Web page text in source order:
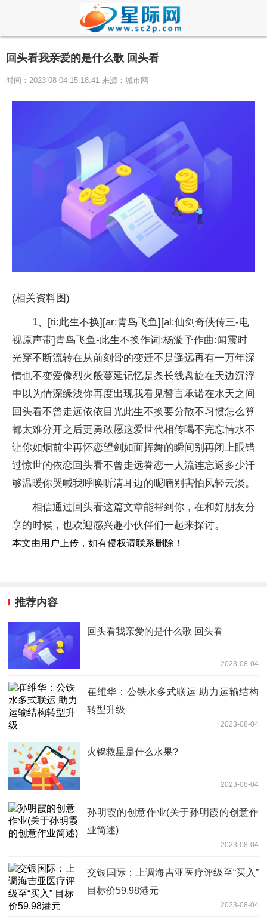
回头看我亲爱的是什么歌 回头看
时间：2023-08-04 15:18:41 来源：城市网
(相关资料图)
1、[ti:此生不换][ar:青鸟飞鱼][al:仙剑奇侠传三-电
视原声带]青鸟飞鱼-此生不换作词:杨漩予作曲:闻震时
光穿不断流转在从前刻骨的变迁不是遥远再有一万年深
情也不变爱像烈火般蔓延记忆是条长线盘旋在天边沉浮
中以为情深缘浅你再度出现我看见誓言承诺在水天之间
回头看不曾走远依依目光此生不换要分散不习惯怎么算
都太难分开之后更勇敢愿这爱世代相传喝不完忘情水不
让你如烟前尘再怀恋望剑如面挥舞的瞬间别再闭上眼错
过惊世的依恋回头看不曾走远眷恋一人流连忘返多少汗
够温暖你哭喊我呼唤听清耳边的呢喃别害怕风轻云淡。
相信通过回头看这篇文章能帮到你，在和好朋友分
享的时候，也欢迎感兴趣小伙伴们一起来探讨。
本文由用户上传，如有侵权请联系删除！
推荐内容
回头看我亲爱的是什么歌 回头看
2023-08-04
崔维华：公铁水多式联运 助力运输结构
转型升级
2023-08-04
火锅救星是什么水果?
2023-08-04
孙明霞的创意作业(关于孙明霞的创意作
业简述)
2023-08-04
交银国际：上调海吉亚医疗评级至“买入”
目标价59.98港元
2023-08-04